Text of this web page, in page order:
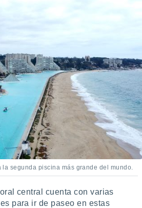
la segunda piscina más grande del mundo.
central cuenta con varias
para ir de paseo en estas